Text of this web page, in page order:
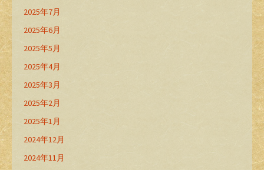
2025年7月
2025年6月
2025年5月
2025年4月
2025年3月
2025年2月
2025年1月
2024年12月
2024年11月